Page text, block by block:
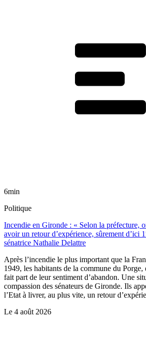
6min
Politique
Incendie en Gironde : « Selon la préfecture,
avoir un retour d’expérience, sûrement d’ici
sénatrice Nathalie Delattre
Après l’incendie le plus important que la
1949, les habitants de la commune du
fait part de leur sentiment d’abandon. Une
compassion des sénateurs de Gironde. Ils
l’Etat à livrer, au plus vite, un retour
Le 4 août 2026